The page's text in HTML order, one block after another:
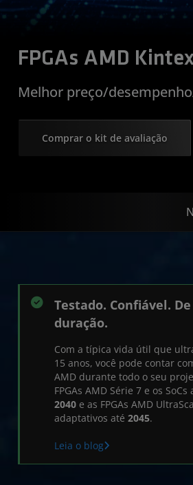
FPGAs AMD
Melhor preço/
Comprar o kit de avaliação
Testado. Confiável.
duração.
Com a típica vida útil que
15 anos, você pode contar
AMD durante todo o seu
FPGAs AMD Série 7 e os
2040 e as FPGAs AMD
adaptativos até 2045.
Leia o blog